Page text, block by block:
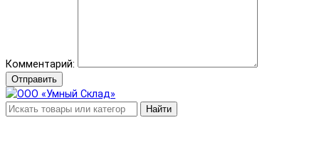
Комментарий:
Отправить
Найти